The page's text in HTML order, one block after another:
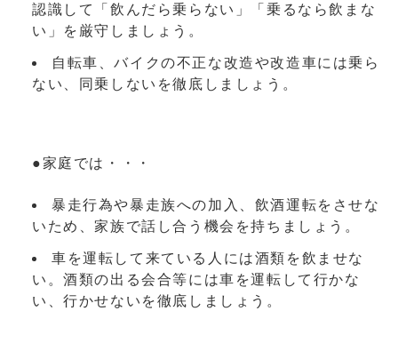
認識して「飲んだら乗らない」「乗るなら飲まな
い」を厳守しましょう。
自転車、バイクの不正な改造や改造車には乗ら
ない、同乗しないを徹底しましょう。
●家庭では・・・
暴走行為や暴走族への加入、飲酒運転をさせな
いため、家族で話し合う機会を持ちましょう。
車を運転して来ている人には酒類を飲ませな
い。酒類の出る会合等には車を運転して行かな
い、行かせないを徹底しましょう。